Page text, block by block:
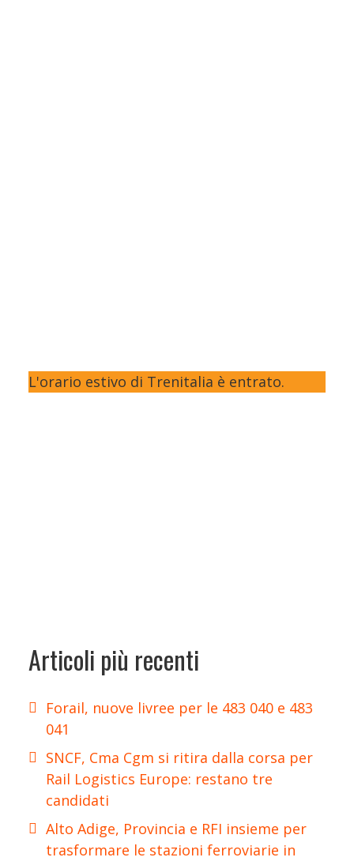
L'orario estivo di Trenitalia è entrato.
Articoli più recenti
Forail, nuove livree per le 483 040 e 483
041
SNCF, Cma Cgm si ritira dalla corsa per
Rail Logistics Europe: restano tre
candidati
Alto Adige, Provincia e RFI insieme per
trasformare le stazioni ferroviarie in